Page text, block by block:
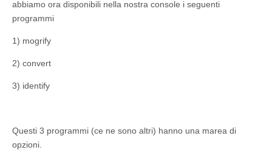
abbiamo ora disponibili nella nostra console i seguenti
programmi
1) mogrify
2) convert
3) identify
Questi 3 programmi (ce ne sono altri) hanno una marea di
opzioni.